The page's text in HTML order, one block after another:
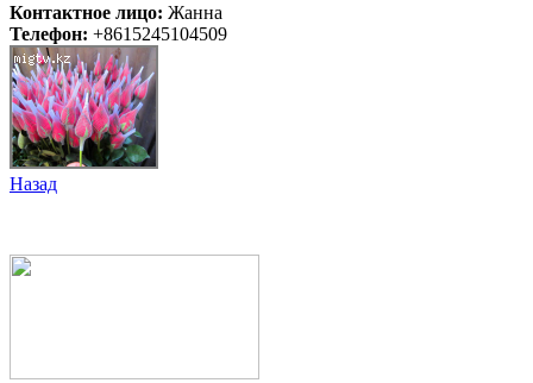
Контактное лицо: Жанна
Телефон: +8615245104509
Назад